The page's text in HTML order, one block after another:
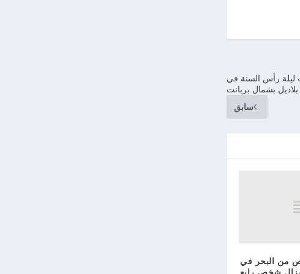
حتى الموت ليلة رأس السنة في
بلاديل بشمال بربانت
سابق
من البحر في